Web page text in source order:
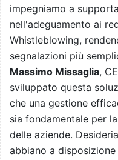
impegniamo a
nell'adeguamento ai
Whistleblowing,
segnalazioni più
Massimo Missaglia,
sviluppato questa
che una gestione
sia fondamentale per
delle aziende.
abbiano a